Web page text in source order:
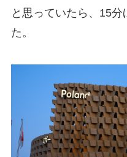
と思っていたら、15
た。